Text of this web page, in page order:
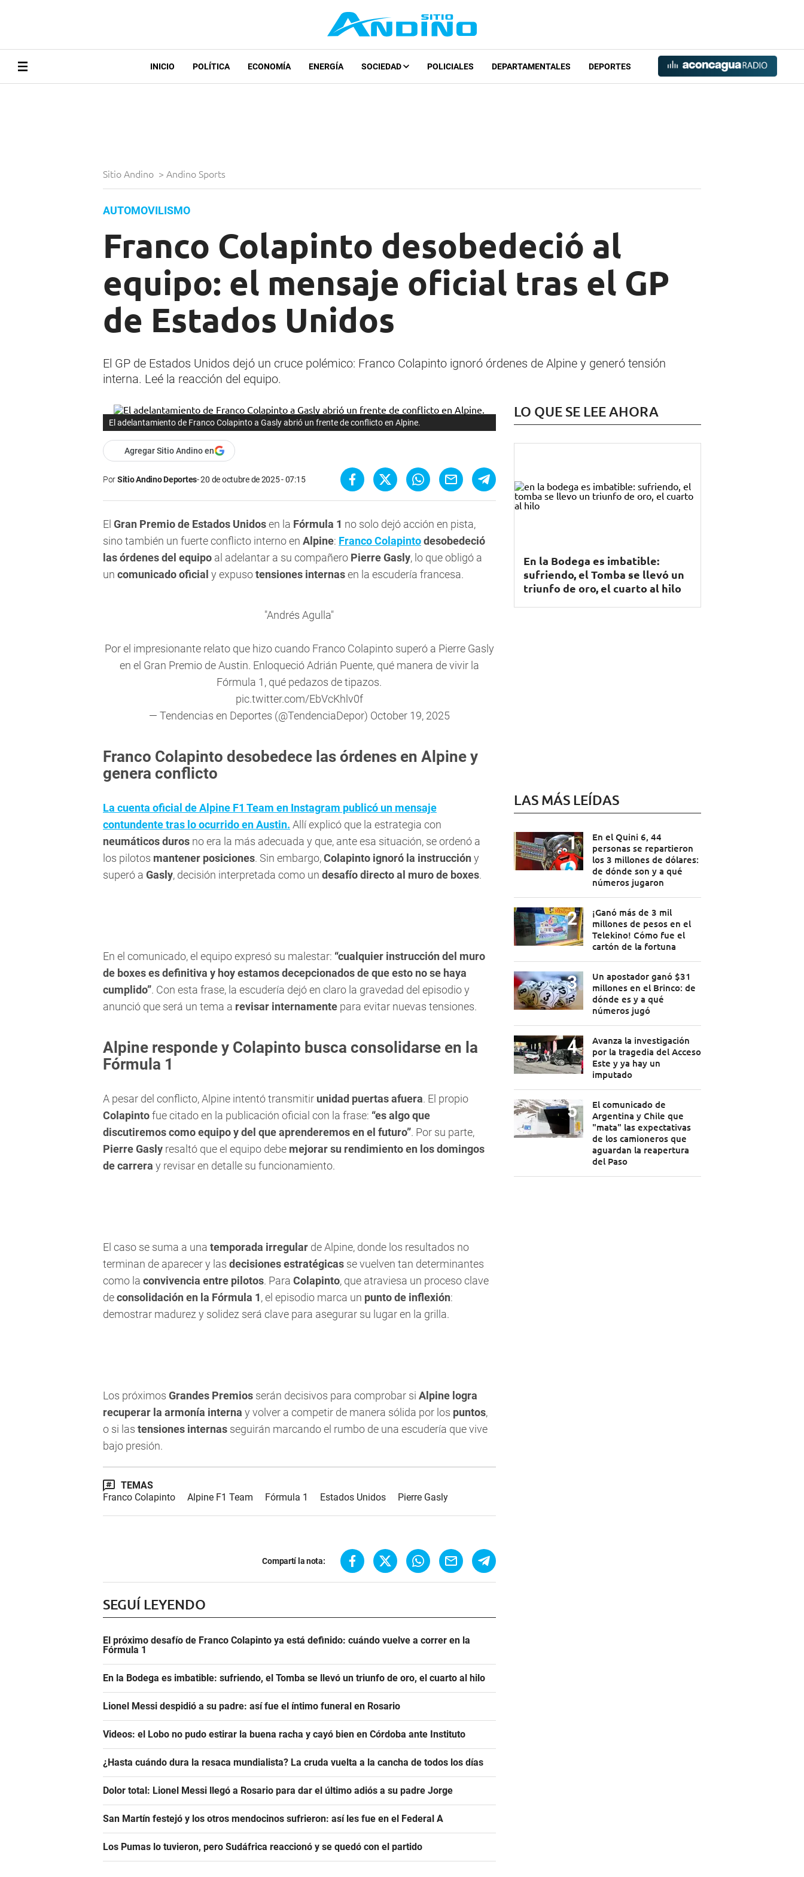
INICIO POLÍTICA ECONOMÍA ENERGÍA SOCIEDAD POLICIALES DEPARTAMENTALES DEPORTES
Sitio Andino > Andino Sports
AUTOMOVILISMO
Franco Colapinto desobedeció al
equipo: el mensaje oficial tras el GP
de Estados Unidos
El GP de Estados Unidos dejó un cruce polémico: Franco Colapinto ignoró órdenes de Alpine y generó tensión
interna. Leé la reacción del equipo.
El adelantamiento de Franco Colapinto a Gasly abrió un frente de conflicto en Alpine.
Agregar Sitio Andino en
PorSitio Andino Deportes 20 de octubre de 2025 - 07:15
El Gran Premio de Estados Unidosen la Fórmula 1 no solo dejó acción en pista,
sino también un fuerte conflicto interno en Alpine: Franco Colapintodesobedeció
las órdenes del equipo al adelantar a su compañero Pierre Gasly, lo que obligó a
un comunicado oficial y expusotensiones internasen la escudería francesa.
"Andrés Agulla"
Por el impresionante relato que hizo cuando Franco Colapinto superó a Pierre Gasly
en el Gran Premio de Austin. Enloqueció Adrián Puente, qué manera de vivir la
Fórmula 1, qué pedazos de tipazos.
pic.twitter.com/EbVcKhlv0f
— Tendencias en Deportes (@TendenciaDepor) October 19, 2025
Franco Colapinto desobedece las órdenes en Alpine y
genera conflicto
La cuenta oficial de Alpine F1 Team en Instagram publicó un mensaje
contundente tras lo ocurrido en Austin. Allí explicó que la estrategia con
neumáticos duros no era la más adecuada y que, ante esa situación, se ordenó a
los pilotos mantener posiciones. Sin embargo,Colapinto ignoró la instrucción y
superó a Gasly, decisión interpretada como un desafío directo al muro de boxes.
En el comunicado, el equipo expresó su malestar: “cualquier instrucción del muro
de boxes es definitiva y hoy estamos decepcionados de que esto no se haya
cumplido”. Con esta frase, la escudería dejó en claro la gravedad del episodio y
anunció que será un tema a revisar internamente para evitar nuevas tensiones.
Alpine responde y Colapinto busca consolidarse en la
Fórmula 1
A pesar del conflicto, Alpine intentó transmitir unidad puertas afuera. El propio
Colapintofue citado en la publicación oficial con la frase: “es algo que
discutiremos como equipo y del que aprenderemos en el futuro”. Por su parte,
Pierre Gasly resaltó que el equipo debe mejorar su rendimiento en los domingos
de carrera y revisar en detalle su funcionamiento.
El caso se suma a una temporada irregular de Alpine, donde los resultados no
terminan de aparecer y las decisiones estratégicas se vuelven tan determinantes
como la convivencia entre pilotos. Para Colapinto, que atraviesa un proceso clave
deconsolidación en la Fórmula 1, el episodio marca un punto de inflexión:
demostrar madurez y solidez será clave para asegurar su lugar en la grilla.
Los próximos Grandes Premios serán decisivos para comprobar si Alpine logra
recuperar la armonía interna y volver a competir de manera sólida por los puntos,
o si las tensiones internas seguirán marcando el rumbo de una escudería que vive
bajo presión.
TEMAS
Franco Colapinto
Alpine F1 Team Fórmula 1 Estados Unidos Pierre Gasly
Compartí la nota:
SEGUÍ LEYENDO
El próximo desafío de Franco Colapinto ya está definido: cuándo vuelve a correr en la
Fórmula 1
En la Bodega es imbatible: sufriendo, el Tomba se llevó un triunfo de oro, el cuarto al hilo
Lionel Messi despidió a su padre: así fue el íntimo funeral en Rosario
Videos: el Lobo no pudo estirar la buena racha y cayó bien en Córdoba ante Instituto
¿Hasta cuándo dura la resaca mundialista? La cruda vuelta a la cancha de todos los días
Dolor total: Lionel Messi llegó a Rosario para dar el último adiós a su padre Jorge
San Martín festejó y los otros mendocinos sufrieron: así les fue en el Federal A
Los Pumas lo tuvieron, pero Sudáfrica reaccionó y se quedó con el partido
LO QUE SE LEE AHORA
En la Bodega es imbatible:
sufriendo, el Tomba se llevó un
triunfo de oro, el cuarto al hilo
LAS MÁS LEÍDAS
En el Quini 6, 44
personas se repartieron
los 3 millones de dólares:
de dónde son y a qué
números jugaron
¡Ganó más de 3 mil
millones de pesos en el
Telekino! Cómo fue el
cartón de la fortuna
Un apostador ganó $31
millones en el Brinco: de
dónde es y a qué
números jugó
Avanza la investigación
por la tragedia del Acceso
Este y ya hay un
imputado
El comunicado de
Argentina y Chile que
"mata" las expectativas
de los camioneros que
aguardan la reapertura
del Paso